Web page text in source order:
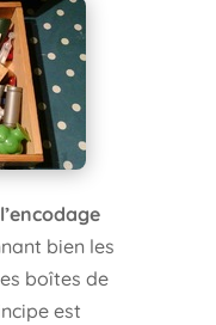
l’encodage
bien les
boîtes de
est